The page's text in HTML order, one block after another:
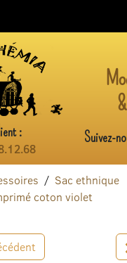
: Suivez-
Sac ethnique
coton violet